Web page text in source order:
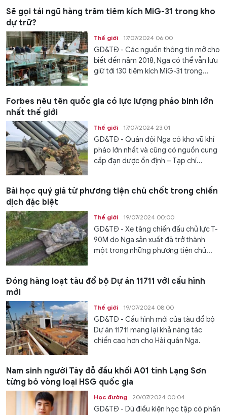
Sẽ gọi tái ngũ hàng trăm tiêm kích MiG-31 trong kho
dự trữ?
Thế giới 17/07/2024 06:00
GD&TĐ - Các nguồn thông tin mở cho
biết đến năm 2018, Nga có thể vẫn lưu
giữ tới 130 tiêm kích MiG-31 trong...
Forbes nêu tên quốc gia có lực lượng pháo binh lớn
nhất thế giới
Thế giới 17/07/2024 23:01
GD&TĐ - Quân đội Nga có kho vũ khí
pháo lớn nhất và cũng có nguồn cung
cấp đạn dược ổn định – Tạp chí...
Bài học quý giá từ phương tiện chủ chốt trong chiến
dịch đặc biệt
Thế giới 19/07/2024 00:00
GD&TĐ - Xe tăng chiến đấu chủ lực T-
90M do Nga sản xuất đã trở thành
một trong những phương tiện chủ...
Đóng hàng loạt tàu đổ bộ Dự án 11711 với cấu hình
mới
Thế giới 19/07/2024 08:00
GD&TĐ - Cấu hình mới của tàu đổ bộ
Dự án 11711 mang lại khả năng tác
chiến cao hơn cho Hải quân Nga.
Nam sinh người Tày đỗ đầu khối A01 tỉnh Lạng Sơn
từng bỏ vòng loại HSG quốc gia
Học đường 20/07/2024 00:04
GD&TĐ - Dù điều kiện học tập có phần